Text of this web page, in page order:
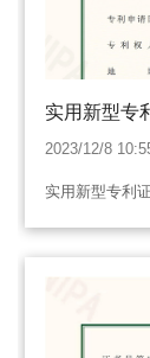
实用新型专
2023/12/8
实用新型专利